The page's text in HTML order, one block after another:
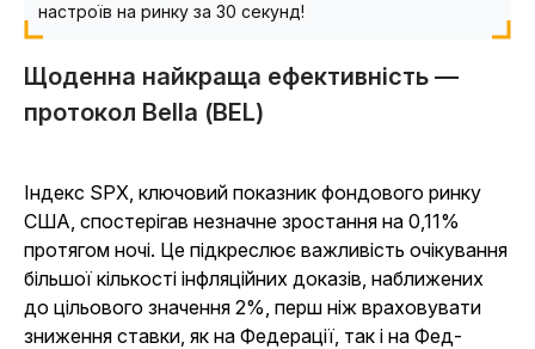
настроїв на ринку за 30 секунд!
Щоденна найкраща ефективність —
протокол Bella (BEL)
Індекс SPX, ключовий показник фондового ринку
США, спостерігав незначне зростання на 0,11%
протягом ночі. Це підкреслює важливість очікування
більшої кількості інфляційних доказів, наближених
до цільового значення 2%, перш ніж враховувати
зниження ставки, як на Федерації, так і на Фед-